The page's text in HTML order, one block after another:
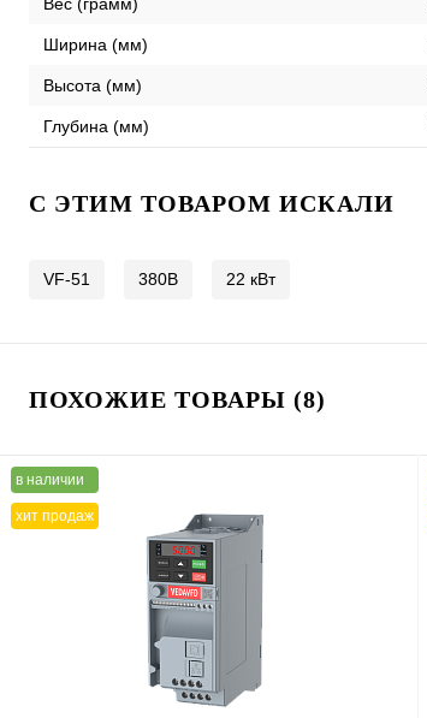
Ширина (мм)
Высота (мм)
Глубина (мм)
C ЭТИМ ТОВАРОМ ИСКАЛИ
VF-51 380В 22 кВт
ПОХОЖИЕ ТОВАРЫ (8)
в наличии
хит продаж